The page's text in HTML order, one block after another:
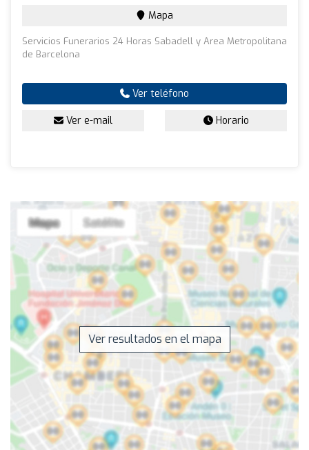
Mapa
Servicios Funerarios 24 Horas Sabadell y Area Metropolitana
de Barcelona
Ver teléfono
Ver e-mail Horario
Ver resultados en el mapa